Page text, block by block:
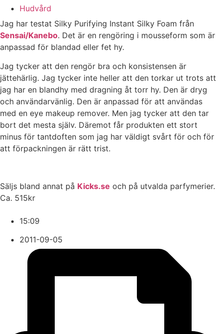
Hudvård
Jag har testat Silky Purifying Instant Silky Foam från
Sensai/Kanebo. Det är en rengöring i mousseform som är
anpassad för blandad eller fet hy.
Jag tycker att den rengör bra och konsistensen är
jättehärlig. Jag tycker inte heller att den torkar ut trots att
jag har en blandhy med dragning åt torr hy. Den är dryg
och användarvänlig. Den är anpassad för att användas
med en eye makeup remover. Men jag tycker att den tar
bort det mesta själv. Däremot får produkten ett stort
minus för tantdoften som jag har väldigt svårt för och för
att förpackningen är rätt trist.
Säljs bland annat på Kicks.se och på utvalda parfymerier.
Ca. 515kr
15:09
2011-09-05